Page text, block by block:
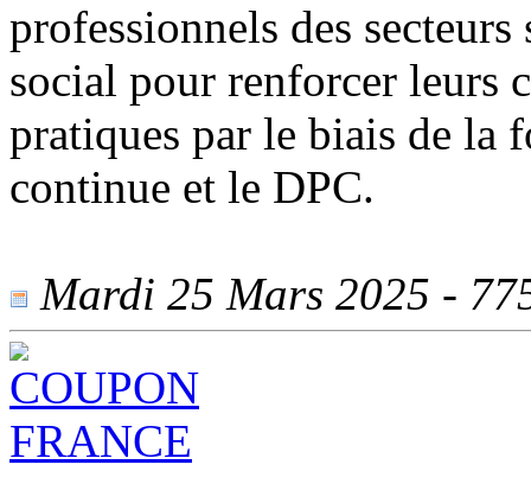
professionnels des
social pour renforcer leurs
pratiques par le biais de la
continue et le DPC.
Mardi 25 Mars 2025 -